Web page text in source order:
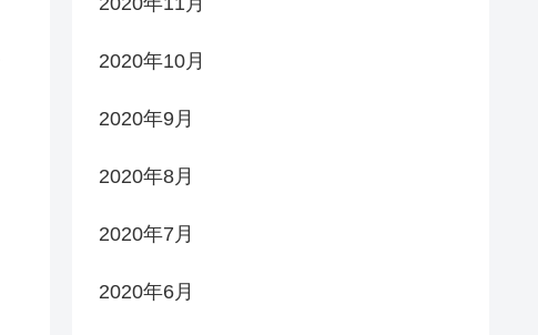
2020年10月
2020年9月
2020年8月
2020年7月
2020年6月